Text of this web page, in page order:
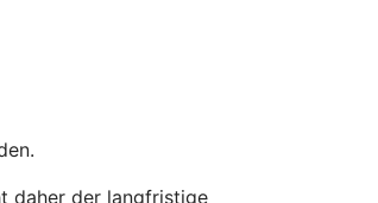
daher der langfristige